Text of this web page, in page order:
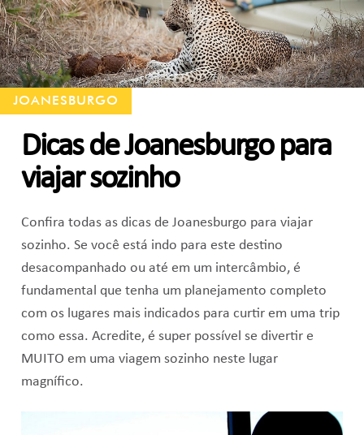
JOANESBURGO
Dicas de Joanesburgo para
viajar sozinho
Confira todas as dicas de Joanesburgo para viajar
sozinho. Se você está indo para este destino
desacompanhado ou até em um intercâmbio, é
fundamental que tenha um planejamento completo
com os lugares mais indicados para curtir em uma trip
como essa. Acredite, é super possível se divertir e
MUITO em uma viagem sozinho neste lugar
magnífico.